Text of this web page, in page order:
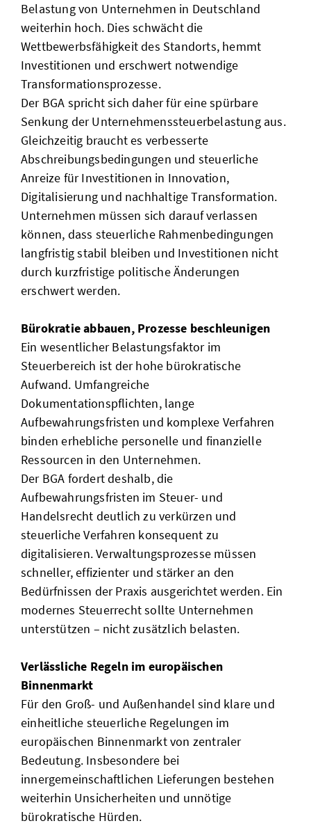
Belastung von Unternehmen in Deutschland
weiterhin hoch. Dies schwächt die
Wettbewerbsfähigkeit des Standorts, hemmt
Investitionen und erschwert notwendige
Transformationsprozesse.
Der BGA spricht sich daher für eine spürbare
Senkung der Unternehmenssteuerbelastung aus.
Gleichzeitig braucht es verbesserte
Abschreibungsbedingungen und steuerliche
Anreize für Investitionen in Innovation,
Digitalisierung und nachhaltige Transformation.
Unternehmen müssen sich darauf verlassen
können, dass steuerliche Rahmenbedingungen
langfristig stabil bleiben und Investitionen nicht
durch kurzfristige politische Änderungen
erschwert werden.
Bürokratie abbauen, Prozesse beschleunigen
Ein wesentlicher Belastungsfaktor im
Steuerbereich ist der hohe bürokratische
Aufwand. Umfangreiche
Dokumentationspflichten, lange
Aufbewahrungsfristen und komplexe Verfahren
binden erhebliche personelle und finanzielle
Ressourcen in den Unternehmen.
Der BGA fordert deshalb, die
Aufbewahrungsfristen im Steuer- und
Handelsrecht deutlich zu verkürzen und
steuerliche Verfahren konsequent zu
digitalisieren. Verwaltungsprozesse müssen
schneller, effizienter und stärker an den
Bedürfnissen der Praxis ausgerichtet werden. Ein
modernes Steuerrecht sollte Unternehmen
unterstützen – nicht zusätzlich belasten.
Verlässliche Regeln im europäischen
Binnenmarkt
Für den Groß- und Außenhandel sind klare und
einheitliche steuerliche Regelungen im
europäischen Binnenmarkt von zentraler
Bedeutung. Insbesondere bei
innergemeinschaftlichen Lieferungen bestehen
weiterhin Unsicherheiten und unnötige
bürokratische Hürden.